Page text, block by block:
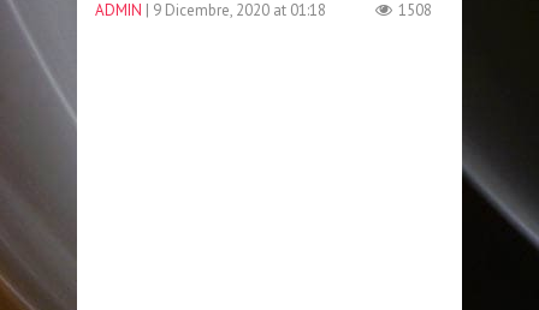
ADMIN | 9 Dicembre, 2020 at 01:18 1508